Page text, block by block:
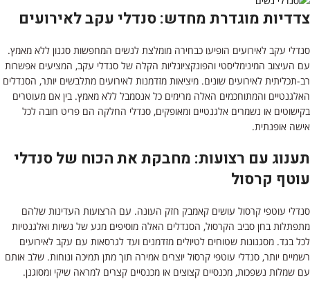
צדדיות מוגדרת מחדש: סנדלי עקב לאירועים
סנדלי עקב לאירועים הופיעו כבחירה מומלצת לנשים המחפשות סגנון ללא מאמץ.
עם העיצוב המינימליסטי והפונקציונליות הקלה של סנדלי עקב, המציעים אפשרות
רב-תכליתית לאירועים שונים. מיציאות מזדמנות לאירועים מתלבשים יותר, הסנדלים
האלגנטיים והמתוחכמים האלה מרימים כל אנסמבל ללא מאמץ. בין אם מעוטרים
בקישוטים או נשמרים אלגנטיים ומאופקים, סנדלי החלקה הם פריט חובה לכל
אישה אופנתית.
תענוג עם רצועות: מחבקת את הכוח של סנדלי
עוטף קרסול
סנדלי עוטפי קרסול עושים קאמבק חזק העונה. עם הרצועות העדינות שלהם
מתפתלות בחן סביב הקרסול, הסנדלים האלה מוסיפים מגע של נשיות ואלגנטיות
לכל בגד. מסגנונות שטוחים לטיולים מזדמנים ועד לגרסאות עם עקב לאירועים
רשמיים יותר, סנדלי עוטפי קרסול יוצרים אמירה תוך מתן תמיכה ונוחות. שלב אותם
עם שמלות נשפכות, מכנסיים קצוצים או מכנסיים קצרים למראה שיקי ומסוגנן.